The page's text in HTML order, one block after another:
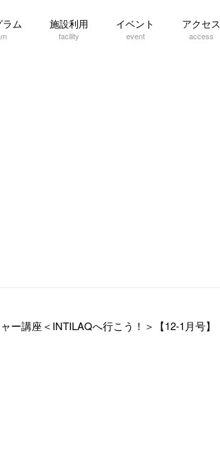
ム 施設利用
facility
イベント
event
アクセス
access
ー講座＜INTILAQへ行こう！＞【12-1月号】